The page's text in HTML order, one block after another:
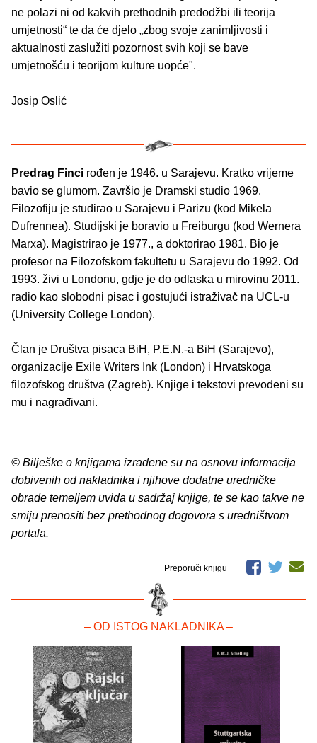
ne polazi ni od kakvih prethodnih predodžbi ili teorija
umjetnosti“ te da će djelo „zbog svoje zanimljivosti i
aktualnosti zaslužiti pozornost svih koji se bave
umjetnošću i teorijom kulture uopće".
Josip Oslić
Predrag Finci rođen je 1946. u Sarajevu. Kratko vrijeme
bavio se glumom. Završio je Dramski studio 1969.
Filozofiju je studirao u Sarajevu i Parizu (kod Mikela
Dufrennea). Studijski je boravio u Freiburgu (kod Wernera
Marxa). Magistrirao je 1977., a doktorirao 1981. Bio je
profesor na Filozofskom fakultetu u Sarajevu do 1992. Od
1993. živi u Londonu, gdje je do odlaska u mirovinu 2011.
radio kao slobodni pisac i gostujući istraživač na UCL-u
(University College London).
Član je Društva pisaca BiH, P.E.N.-a BiH (Sarajevo),
organizacije Exile Writers Ink (London) i Hrvatskoga
filozofskog društva (Zagreb). Knjige i tekstovi prevođeni su
mu i nagrađivani.
© Bilješke o knjigama izrađene su na osnovu informacija
dobivenih od nakladnika i njihove dodatne uredničke
obrade temeljem uvida u sadržaj knjige, te se kao takve ne
smiju prenositi bez prethodnog dogovora s uredništvom
portala.
Preporuči knjigu
– OD ISTOG NAKLADNIKA –